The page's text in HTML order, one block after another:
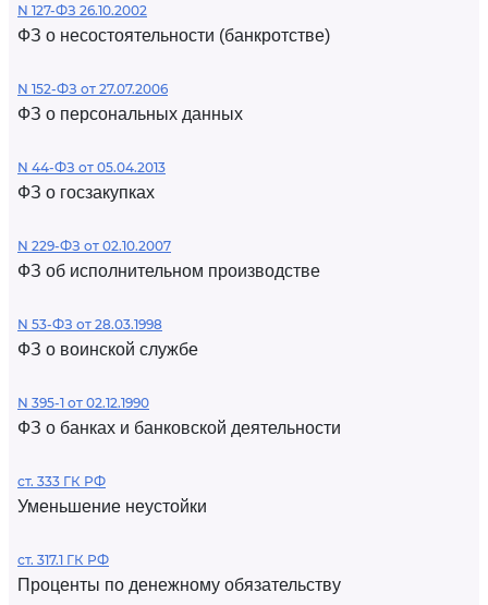
N 127-ФЗ 26.10.2002
ФЗ о несостоятельности (банкротстве)
N 152-ФЗ от 27.07.2006
ФЗ о персональных данных
N 44-ФЗ от 05.04.2013
ФЗ о госзакупках
N 229-ФЗ от 02.10.2007
ФЗ об исполнительном производстве
N 53-ФЗ от 28.03.1998
ФЗ о воинской службе
N 395-1 от 02.12.1990
ФЗ о банках и банковской деятельности
ст. 333 ГК РФ
Уменьшение неустойки
ст. 317.1 ГК РФ
Проценты по денежному обязательству